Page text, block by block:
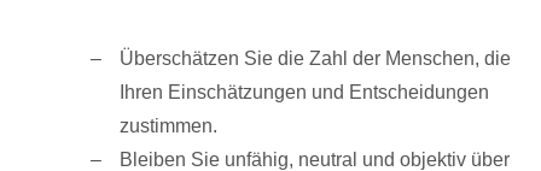
Überschätzen Sie die Zahl der Menschen, die
Ihren Einschätzungen und Entscheidungen
zustimmen.
Bleiben Sie unfähig, neutral und objektiv über